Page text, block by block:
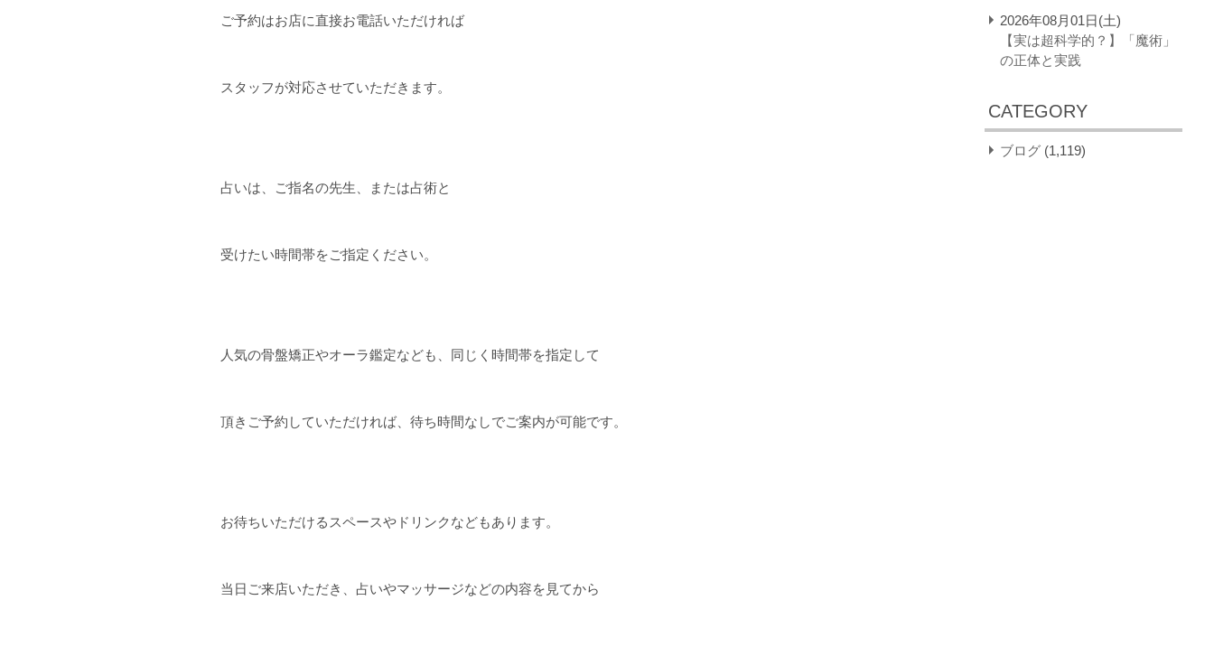
ご予約はお店に直接お電話いただければ
スタッフが対応させていただきます。
占いは、ご指名の先生、または占術と
受けたい時間帯をご指定ください。
人気の骨盤矯正やオーラ鑑定なども、同じく時間帯を指定して
頂きご予約していただければ、待ち時間なしでご案内が可能です。
お待ちいただけるスペースやドリンクなどもあります。
当日ご来店いただき、占いやマッサージなどの内容を見てから
2026年08月01日(土)
【実は超科学的？】「魔術」
の正体と実践
CATEGORY
ブログ(1,119)